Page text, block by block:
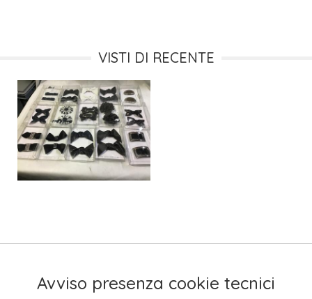
VISTI DI RECENTE
Avviso presenza cookie tecnici